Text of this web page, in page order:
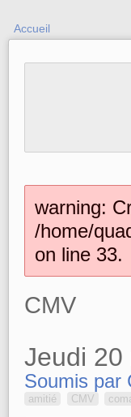
Accueil
warning:
/home/
on line 33.
CMV
Jeudi 20
Soumis par
amitié CMV